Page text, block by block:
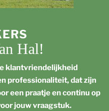
Hal!
klantvriendelijkheid
professionaliteit, dat zijn
een praatje en continu op
jouw vraagstuk.